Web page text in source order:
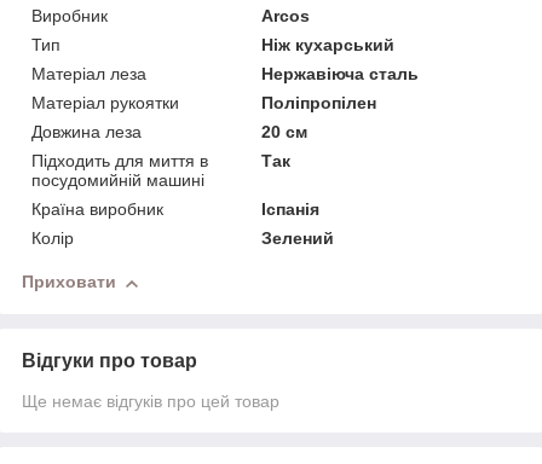
Виробник
Arcos
Тип
Ніж кухарський
Матеріал леза
Нержавіюча сталь
Матеріал рукоятки
Поліпропілен
Довжина леза
20 см
Підходить для миття в
посудомийній машині
Так
Країна виробник
Іспанія
Колір
Зелений
Приховати
Відгуки про товар
Ще немає відгуків про цей товар